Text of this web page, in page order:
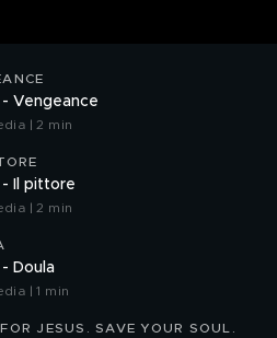
- Vengeance
| 2 min
- Il pittore
| 2 min
Doula
| 1 min
JESUS. SAVE YOUR SOUL.